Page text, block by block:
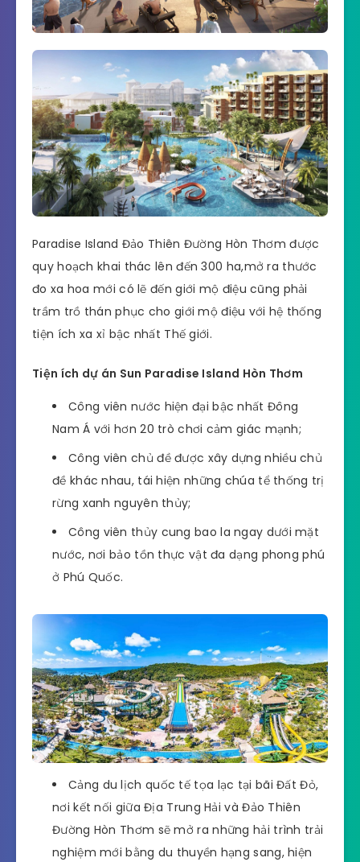
Paradise Island Đảo Thiên Đường Hòn Thơm được
quy hoạch khai thác lên đến 300 ha,mở ra thước
đo xa hoa mới có lẽ đến giới mộ điệu cũng phải
trầm trồ thán phục cho giới mộ điệu với hệ thống
tiện ích xa xỉ bậc nhất Thế giới.
Tiện ích dự án Sun Paradise Island Hòn Thơm
Công viên nước hiện đại bậc nhất Đông
Nam Á với hơn 20 trò chơi cảm giác mạnh;
Công viên chủ đề được xây dựng nhiều chủ
đề khác nhau, tái hiện những chúa tể thống trị
rừng xanh nguyên thủy;
Công viên thủy cung bao la ngay dưới mặt
nước, nơi bảo tồn thực vật đa dạng phong phú
ở Phú Quốc.
Cảng du lịch quốc tế tọa lạc tại bãi Đất Đỏ,
nơi kết nối giữa Địa Trung Hải và Đảo Thiên
Đường Hòn Thơm sẽ mở ra những hải trình trải
nghiệm mới bằng du thuyền hạng sang, hiện